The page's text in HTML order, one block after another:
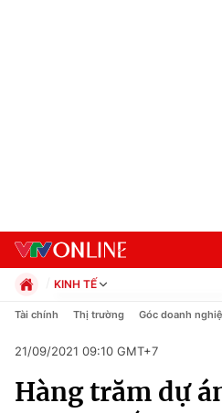
Chuyên mục
KINH TẾ
Chính trị
Pháp luật
Kinh tế
Thể thao
Tài chính Thị trường Góc doanh
21/09/2021 09:10 GMT+7
Hàng trăm dự